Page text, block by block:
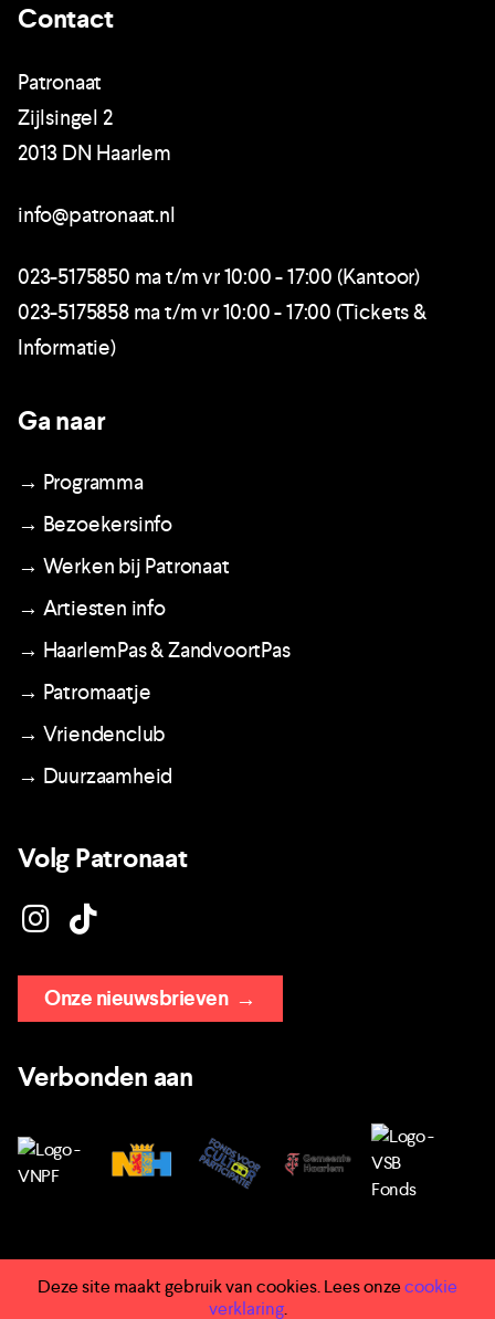
Contact
Patronaat
Zijlsingel 2
2013 DN Haarlem
info@patronaat.nl
023-5175850 ma t/m vr 10:00 - 17:00 (Kantoor)
023-5175858 ma t/m vr 10:00 - 17:00 (Tickets &
Informatie)
Ga naar
→ Programma
→ Bezoekersinfo
→ Werken bij Patronaat
→ Artiesten info
→ HaarlemPas & ZandvoortPas
→ Patromaatje
→ Vriendenclub
→ Duurzaamheid
Volg Patronaat
Onze nieuwsbrieven→
Verbonden aan
Deze site maakt gebruik van cookies. Lees onzecookie
verklaring.